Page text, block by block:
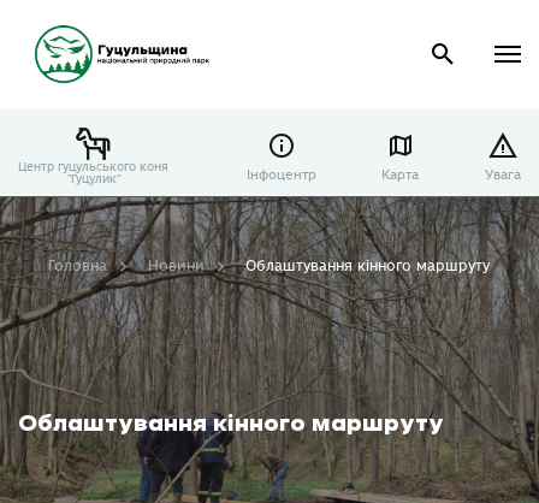
Центр гуцульського коня
"Гуцулик"
Інфоцентр Карта Увага
Облаштування кінного маршруту
Головна Новини Облаштування кінного маршруту